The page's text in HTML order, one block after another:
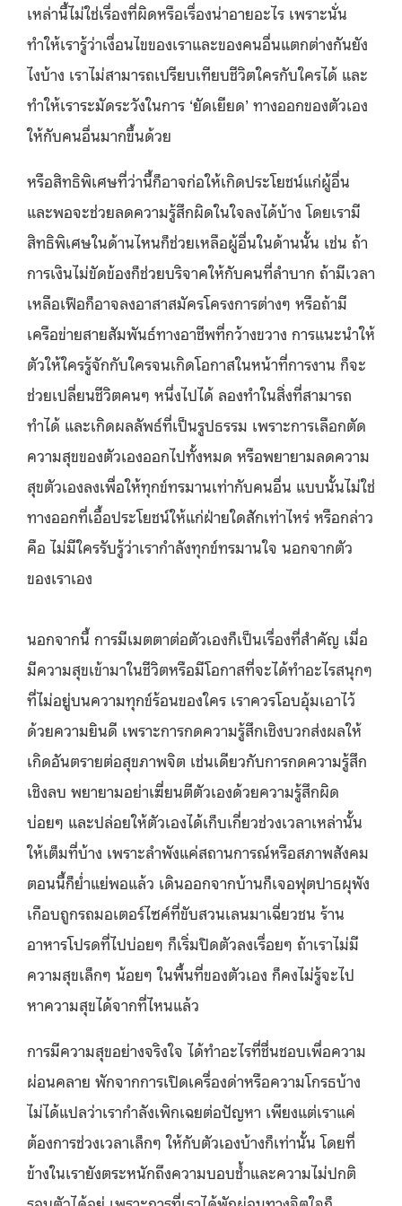
เหล่านี้ไม่ใช่เรื่องที่ผิดหรือเรื่องน่าอายอะไร เพราะนั่น
ทำให้เรารู้ว่าเงื่อนไขของเราและของคนอื่นแตกต่างกันยัง
ไงบ้าง เราไม่สามารถเปรียบเทียบชีวิตใครกับใครได้ และ
ทำให้เราระมัดระวังในการ ‘ยัดเยียด’ ทางออกของตัวเอง
ให้กับคนอื่นมากขึ้นด้วย
หรือสิทธิพิเศษที่ว่านี้ก็อาจก่อให้เกิดประโยชน์แก่ผู้อื่น
และพอจะช่วยลดความรู้สึกผิดในใจลงได้บ้าง โดยเรามี
สิทธิพิเศษในด้านไหนก็ช่วยเหลือผู้อื่นในด้านนั้น เช่น ถ้า
การเงินไม่ขัดข้องก็ช่วยบริจาคให้กับคนที่ลำบาก ถ้ามีเวลา
เหลือเฟือก็อาจลงอาสาสมัครโครงการต่างๆ หรือถ้ามี
เครือข่ายสายสัมพันธ์ทางอาชีพที่กว้างขวาง การแนะนำให้
ตัวให้ใครรู้จักกับใครจนเกิดโอกาสในหน้าที่การงาน ก็จะ
ช่วยเปลี่ยนชีวิตคนๆ หนึ่งไปได้ ลองทำในสิ่งที่สามารถ
ทำได้ และเกิดผลลัพธ์ที่เป็นรูปธรรม เพราะการเลือกตัด
ความสุขของตัวเองออกไปทั้งหมด หรือพยายามลดความ
สุขตัวเองลงเพื่อให้ทุกข์ทรมานเท่ากับคนอื่น แบบนั้นไม่ใช่
ทางออกที่เอื้อประโยชน์ให้แก่ฝ่ายใดสักเท่าไหร่ หรือกล่าว
คือ ไม่มีใครรับรู้ว่าเรากำลังทุกข์ทรมานใจ นอกจากตัว
ของเราเอง
นอกจากนี้ การมีเมตตาต่อตัวเองก็เป็นเรื่องที่สำคัญ เมื่อ
มีความสุขเข้ามาในชีวิตหรือมีโอกาสที่จะได้ทำอะไรสนุกๆ
ที่ไม่อยู่บนความทุกข์ร้อนของใคร เราควรโอบอุ้มเอาไว้
ด้วยความยินดี เพราะการกดความรู้สึกเชิงบวกส่งผลให้
เกิดอันตรายต่อสุขภาพจิต เช่นเดียวกับการกดความรู้สึก
เชิงลบ พยายามอย่าเฆี่ยนตีตัวเองด้วยความรู้สึกผิด
บ่อยๆ และปล่อยให้ตัวเองได้เก็บเกี่ยวช่วงเวลาเหล่านั้น
ให้เต็มที่บ้าง เพราะลำพังแค่สถานการณ์หรือสภาพสังคม
ตอนนี้ก็ย่ำแย่พอแล้ว เดินออกจากบ้านก็เจอฟุตปาธผุพัง
เกือบถูกรถมอเตอร์ไซค์ที่ขับสวนเลนมาเฉี่ยวชน ร้าน
อาหารโปรดที่ไปบ่อยๆ ก็เริ่มปิดตัวลงเรื่อยๆ ถ้าเราไม่มี
ความสุขเล็กๆ น้อยๆ ในพื้นที่ของตัวเอง ก็คงไม่รู้จะไป
หาความสุขได้จากที่ไหนแล้ว
การมีความสุขอย่างจริงใจ ได้ทำอะไรที่ชื่นชอบเพื่อความ
ผ่อนคลาย พักจากการเปิดเครื่องด่าหรือความโกรธบ้าง
ไม่ได้แปลว่าเรากำลังเพิกเฉยต่อปัญหา เพียงแต่เราแค่
ต้องการช่วงเวลาเล็กๆ ให้กับตัวเองบ้างก็เท่านั้น โดยที่
ข้างในเรายังตระหนักถึงความบอบช้ำและความไม่ปกติ